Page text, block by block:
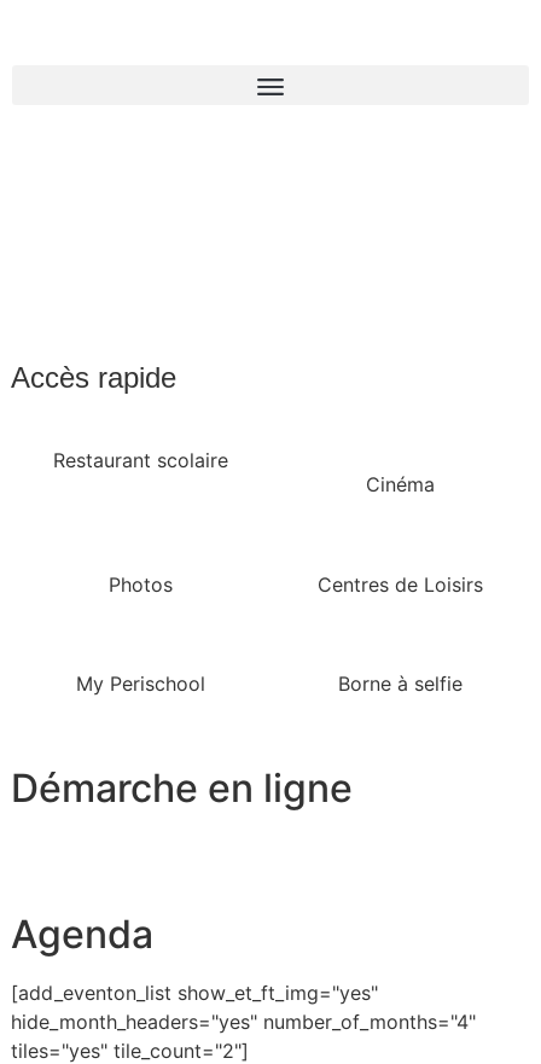
Accès rapide
Restaurant scolaire
Cinéma
Photos Centres de Loisirs
My Perischool Borne à selfie
Démarche en ligne
Agenda
[add_eventon_list show_et_ft_img="yes"
hide_month_headers="yes" number_of_months="4"
tiles="yes" tile_count="2"]